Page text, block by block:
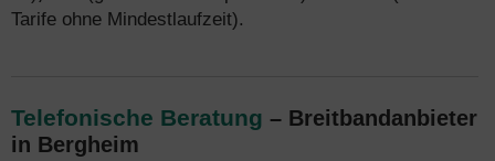
Tarife ohne Mindestlaufzeit).
Telefonische Beratung – Breitbandanbieter
in Bergheim